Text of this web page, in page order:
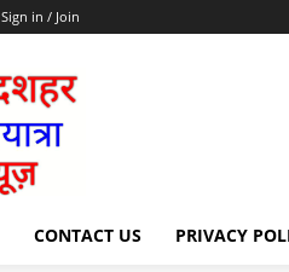
Sign in / Join
CONTACT US PRIVACY